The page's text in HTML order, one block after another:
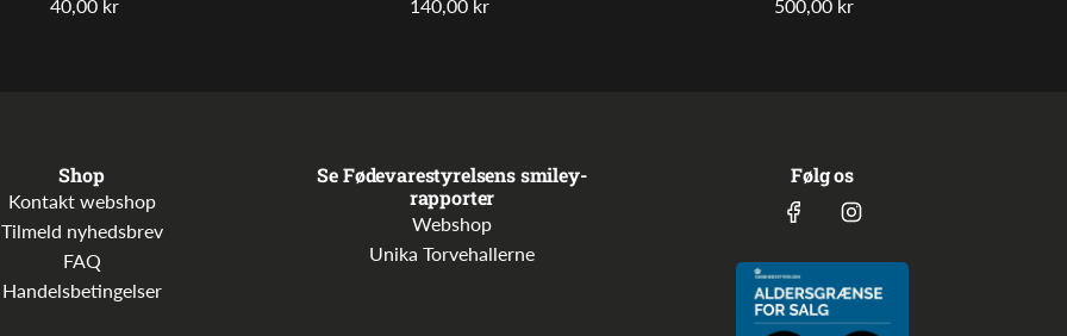
40,00 kr 140,00 kr 500,00 kr
Shop
Kontakt webshop
Tilmeld nyhedsbrev
FAQ
Handelsbetingelser
Se Fødevarestyrelsens smiley-
rapporter
Webshop
Unika Torvehallerne
Følg os